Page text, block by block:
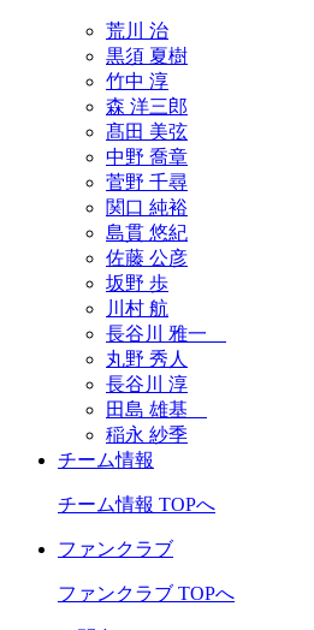
荒川 治
黒須 夏樹
竹中 淳
森 洋三郎
髙田 美弦
中野 喬章
菅野 千尋
関口 純裕
島貫 悠紀
佐藤 公彦
坂野 歩
川村 航
長谷川 雅一
丸野 秀人
長谷川 淳
田島 雄基
稲永 紗季
チーム情報
チーム情報 TOPへ
ファンクラブ
ファンクラブ TOPへ